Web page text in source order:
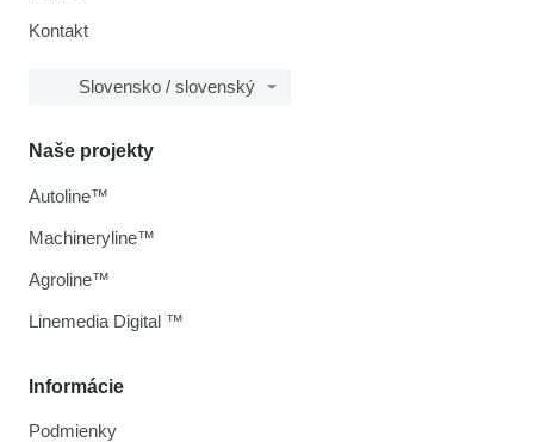
Kontakt
Slovensko / slovenský
Informácie
Podmienky
Naše projekty
Autoline™
Machineryline™
Agroline™
Linemedia Digital ™